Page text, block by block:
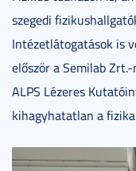
szegedi
Intézetlátogatások is
először a Semilab
ALPS Lézeres
kihagyhatatlan a